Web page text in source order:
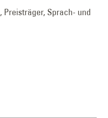
, Preisträger, Sprach- und